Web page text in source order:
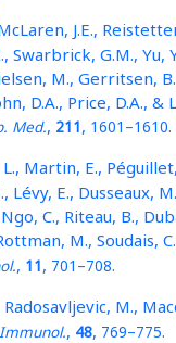
J.E.,
Swarbrick, G.M., Yu,
M., Gerritsen,
D.A., Price, D.A., &
Med., 211, 1601 –1610.
Martin, E.,
Lévy, E., Dusseaux,
C., Riteau, B.,
M., Soudais,
, 11, 701 –708.
M.,
, 48, 769–775.